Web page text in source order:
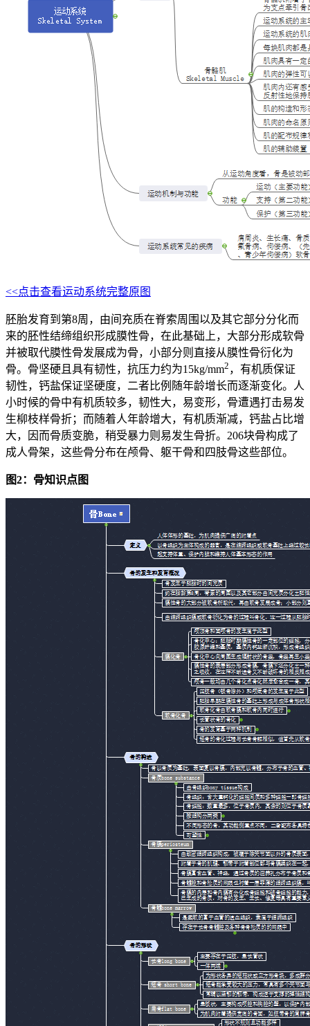
<<点击查看运动系统完整原图
胚胎发育到第8周，由间充质在脊索周围以及其它部分分化而
来的胚性结缔组织形成膜性骨，在此基础上，大部分形成软骨
并被取代膜性骨发展成为骨，小部分则直接从膜性骨衍化为
骨。骨坚硬且具有韧性，抗压力约为15kg/mm2 ，有机质保证
韧性，钙盐保证坚硬度，二者比例随年龄增长而逐渐变化。人
小时候的骨中有机质较多，韧性大，易变形，骨遭遇打击易发
生柳枝样骨折；而随着人年龄增大，有机质渐减，钙盐占比增
大，因而骨质变脆，稍受暴力则易发生骨折。206块骨构成了
成人骨架，这些骨分布在颅骨、躯干骨和四肢骨这些部位。
图2：骨知识点图